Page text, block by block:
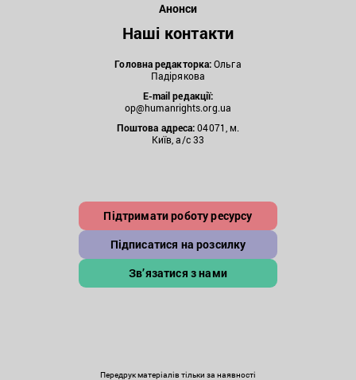
Анонси
Наші контакти
Головна редакторка:Ольга
Падірякова
E-mail редакції:
op@humanrights.org.ua
Поштова адреса:04071, м.
Київ, а/с 33
Підтримати роботу ресурсу
Підписатися на розсилку
Зв’язатися з нами
Передрук матеріалів тільки за наявності